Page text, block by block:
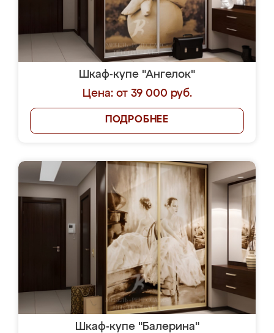
Шкаф-купе "Ангелок"
Цена: от 39 000 руб.
ПОДРОБНЕЕ
Шкаф-купе "Балерина"